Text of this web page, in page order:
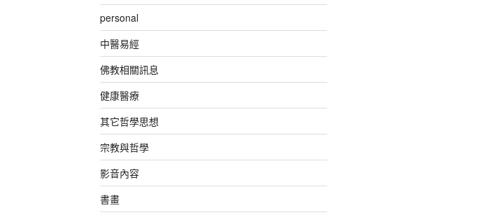
personal
中醫易經
佛教相關訊息
健康醫療
其它哲學思想
宗教與哲學
影音內容
書畫